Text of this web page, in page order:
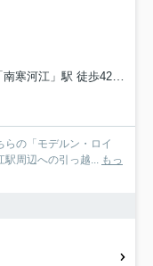
寒河江」駅 徒歩42分
らの「モデルン・ロイ
周辺への引っ越... もっ